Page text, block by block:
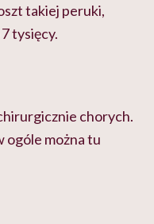
takiej peruki,
tysięcy.
chorych.
ogóle można tu